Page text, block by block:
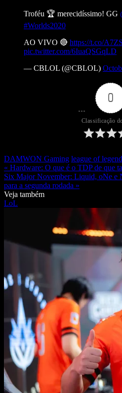
Troféu 🏆 merecidíssimo! GG
#Worlds2020
AO VIVO 🔴 https://t.co/
pic.twitter.com/6IuaQSGqLD
— CBLOL (@CBLOL)
0
Classificação
DAMWON Gaming league of
« Hardware: O que é o TDP de que
Six Major November: Liquid, oNe e
para a segunda rodada »
Veja também
LoL